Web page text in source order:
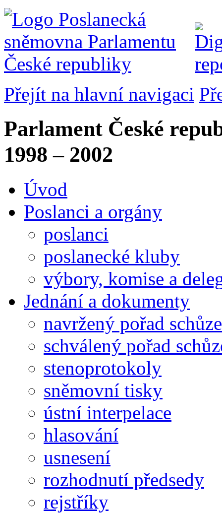
Přejít na hlavní navigaci
Parlament České
1998 – 2002
Úvod
Poslanci a orgány
poslanci
poslanecké kluby
výbory, komise a
Jednání a dokumenty
navržený pořad schůze
schválený pořad
stenoprotokoly
sněmovní tisky
ústní interpelace
hlasování
usnesení
rozhodnutí předsedy
rejstříky